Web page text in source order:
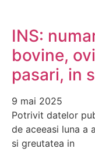
INS:
bovine,
pasari, in
9 mai 2025
Potrivit datelor
de aceeasi luna a
si greutatea in